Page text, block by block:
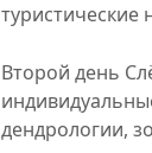
туристические
Второй день
дендрологии,